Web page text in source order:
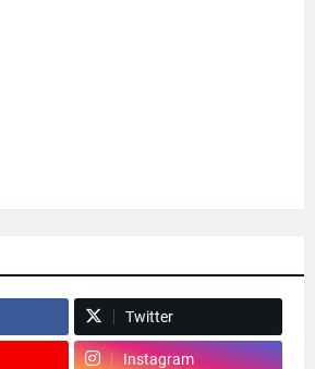
Twitter
Instagram